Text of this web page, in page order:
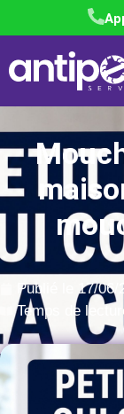
Publié le
17/06/
Temps de